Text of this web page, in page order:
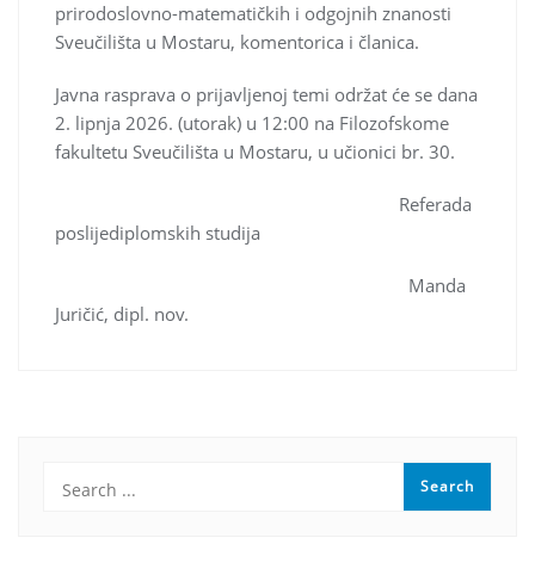
prirodoslovno-matematičkih i odgojnih znanosti
Sveučilišta u Mostaru, komentorica i članica.
Javna rasprava o prijavljenoj temi održat će se dana
2. lipnja 2026. (utorak) u 12:00 na Filozofskome
fakultetu Sveučilišta u Mostaru, u učionici br. 30.
Referada
poslijediplomskih studija
Manda
Juričić, dipl. nov.